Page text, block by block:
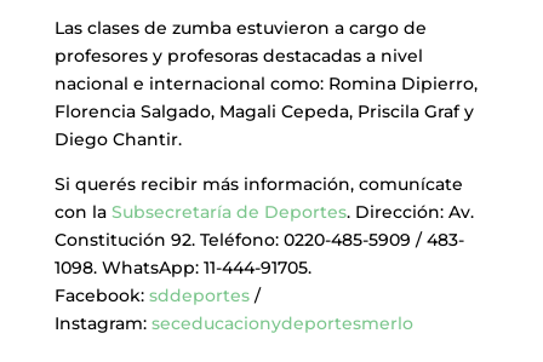
Las clases de zumba estuvieron a cargo de
profesores y profesoras destacadas a nivel
nacional e internacional como: Romina Dipierro,
Florencia Salgado, Magali Cepeda, Priscila Graf y
Diego Chantir.
Si querés recibir más información, comunícate
con la Subsecretaría de Deportes. Dirección: Av.
Constitución 92. Teléfono: 0220-485-5909 / 483-
1098. WhatsApp: 11-444-91705.
Facebook: sddeportes/
Instagram: seceducacionydeportesmerlo